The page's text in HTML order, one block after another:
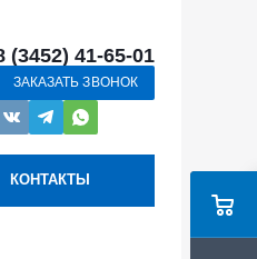
(3452) 41-65-01
ЗАКАЗАТЬ ЗВОНОК
КОНТАКТЫ